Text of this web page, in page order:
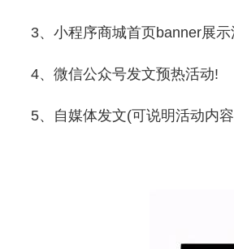
3、小程序商城首页banner展
4、微信公众号发文预热活动!
5、自媒体发文(可说明活动内